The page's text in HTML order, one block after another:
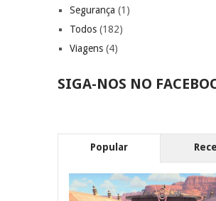
Segurança (1)
Todos (182)
Viagens (4)
SIGA-NOS NO
Popular